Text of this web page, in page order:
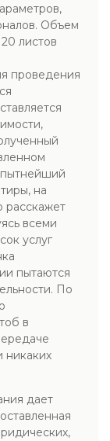
Объем
листов
проведения
на
расскажет
всеми
услуг
пытаются
По
в
никаких
дает